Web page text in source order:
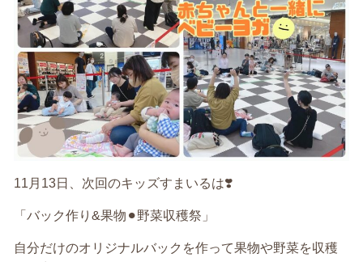
11月13日、次回のキッズすまいるは❣️
「バック作り&果物⚫︎野菜収穫祭」
自分だけのオリジナルバックを作って果物や野菜を収穫